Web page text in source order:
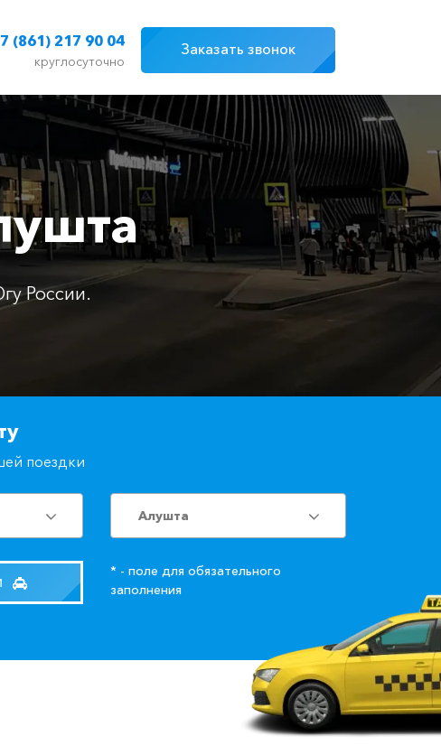
(861) 217 90 04
круглосуточно
Заказать звонок
России.
поездки
Алушта
* - поле для обязательного
заполнения